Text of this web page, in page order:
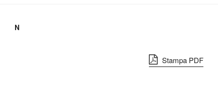
N
Stampa PDF